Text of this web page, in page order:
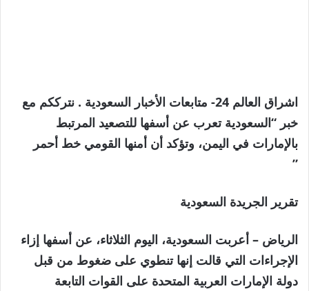
اشراق العالم 24- متابعات الأخبار السعودية . نترككم مع
خبر “السعودية تعرب عن أسفها للتصعيد المرتبط
بالإمارات في اليمن، وتؤكد أن أمنها القومي خط أحمر
”
تقرير الجريدة السعودية
الرياض – أعربت السعودية، اليوم الثلاثاء، عن أسفها إزاء
الإجراءات التي قالت إنها تنطوي على ضغوط من قبل
دولة الإمارات العربية المتحدة على القوات التابعة